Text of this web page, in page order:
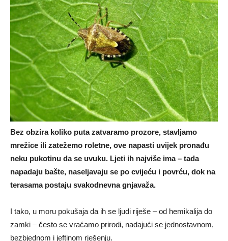
Bez obzira koliko puta zatvaramo prozore, stavljamo
mrežice ili zatežemo roletne, ove napasti uvijek pronađu
neku pukotinu da se uvuku. Ljeti ih najviše ima – tada
napadaju bašte, naseljavaju se po cvijeću i povrću, dok na
terasama postaju svakodnevna gnjavaža.
I tako, u moru pokušaja da ih se ljudi riješe – od hemikalija do
zamki – često se vraćamo prirodi, nadajući se jednostavnom,
bezbjednom i jeftinom rješenju.